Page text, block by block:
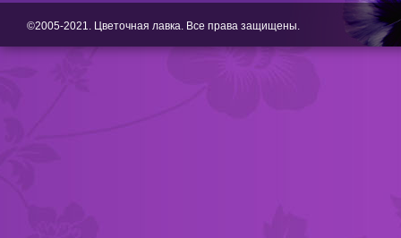
©2005-2021. Цветочная лавка. Все права защищены.